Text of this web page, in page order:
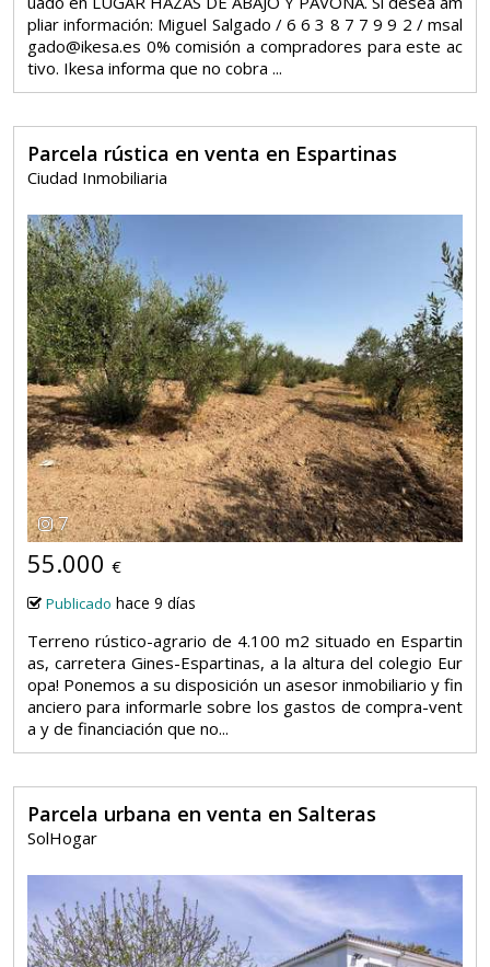
pliar información: Miguel Salgado / 6 6 3 8 7 7 9 9 2 / msal
gado@ikesa.es 0% comisión a compradores para este ac
tivo. Ikesa informa que no cobra ...
Parcela rústica en venta en Espartinas
Ciudad Inmobiliaria
7
55.000 €
Publicado hace 9 días
Terreno rústico-agrario de 4.100 m2 situado en Espartin
as, carretera Gines-Espartinas, a la altura del colegio Eur
opa! Ponemos a su disposición un asesor inmobiliario y fin
anciero para informarle sobre los gastos de compra-vent
a y de financiación que no...
Parcela urbana en venta en Salteras
SolHogar